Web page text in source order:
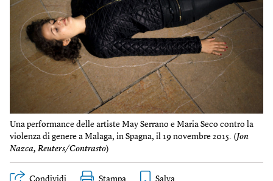
Una performance delle artiste May Serrano e Maria Seco contro la
violenza di genere a Malaga, in Spagna, il 19 novembre 2015. (Jon
Nazca, Reuters/Contrasto)
Condividi Stampa